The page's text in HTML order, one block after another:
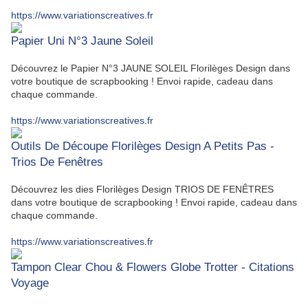
https://www.variationscreatives.fr
Papier Uni N°3 Jaune Soleil
Découvrez le Papier N°3 JAUNE SOLEIL Florilèges Design dans
votre boutique de scrapbooking ! Envoi rapide, cadeau dans
chaque commande.
https://www.variationscreatives.fr
Outils De Découpe Florilèges Design A Petits Pas -
Trios De Fenêtres
Découvrez les dies Florilèges Design TRIOS DE FENÊTRES
dans votre boutique de scrapbooking ! Envoi rapide, cadeau dans
chaque commande.
https://www.variationscreatives.fr
Tampon Clear Chou & Flowers Globe Trotter - Citations
Voyage